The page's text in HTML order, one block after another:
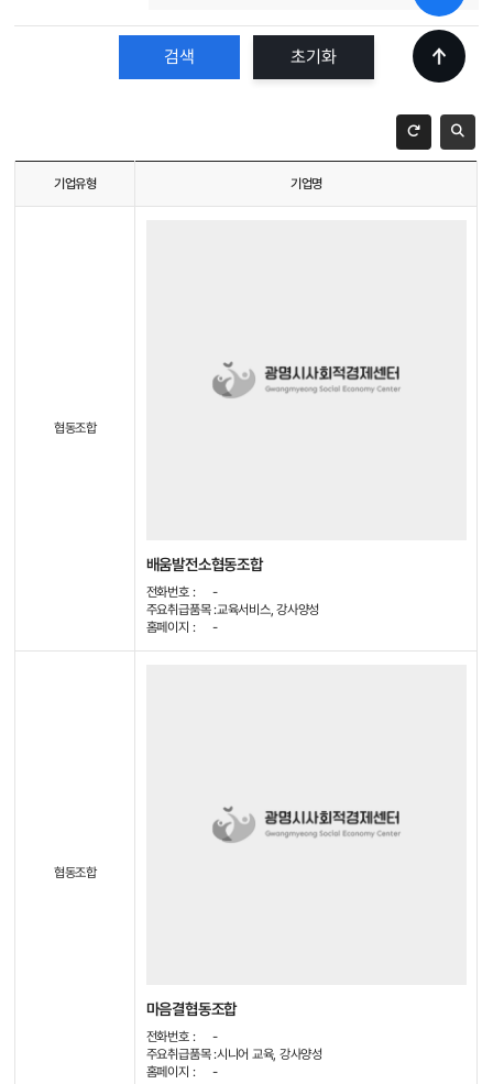
초기화
기업유형 기업명
협동조합
배움발전소협동조합
전화번호 :
-
주요취급품목 :교육서비스, 강사양성
홈페이지 :
-
협동조합
마음결협동조합
전화번호 :
-
주요취급품목 :시니어 교육, 강사양성
홈페이지 :
-